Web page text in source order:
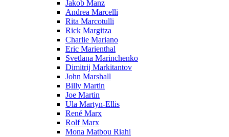
Jakob Manz
Andrea Marcelli
Rita Marcotulli
Rick Margitza
Charlie Mariano
Eric Marienthal
Svetlana Marinchenko
Dimitrij Markitantov
John Marshall
Billy Martin
Joe Martin
Ula Martyn-Ellis
René Marx
Rolf Marx
Mona Matbou Riahi